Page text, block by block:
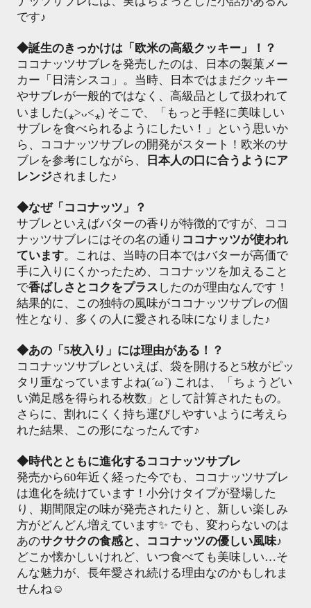
です♪
◆誕生のきっかけは「欧米の高級クッキー」！？
ココナッツサブレを発売したのは、日本の製菓メー
カー「日清シスコ」。当時、日本ではまだクッキー
やサブレが一般的ではなく、高級品として扱われて
いました(⁎˃ᴗ˂⁎) そこで、「もっと手軽に美味しい
サブレを食べられるようにしたい！」という思いか
ら、ココナッツサブレの開発がスタート！欧米のサ
ブレを参考にしながら、
日本人の口に合うようにア
レンジされました♪
◆なぜ「ココナッツ」？
サブレといえばバターの香りが特徴的ですが、ココ
ナッツサブレにはその名の通り ココナッツが使われ
ています。これは、当時の日本ではバターが高価で
手に入りにくかったため、ココナッツを加えること
で香ばしさとコクをプラス したのが理由なんです！
結果的に、この独特の風味がココナッツサブレの個
性となり、多くの人に愛される味になりました♪
◆あの「5枚入り」には理由がある！？
ココナッツサブレといえば、袋を開けると5枚がピッ
タリ重なっていますよね(´ω`) これは、「ちょうどい
い満足感を得られる枚数」として計算されたもの。
さらに、割れにくく持ち運びしやすいように考えら
れた結果、この形になったんです♪
◆時代とともに進化するココナッツサブレ
発売から60年近く経った今でも、ココナッツサブレ
は進化を続けています！小分けタイプが登場した
り、期間限定の味が発売されたりと、新しい楽しみ
方がどんどん増えています✨ でも、変わらないのは
あのサクサクの食感と、ココナッツの優しい風味♪
どこか懐かしいけれど、いつ食べても美味しい…そ
んな魅力が、長年愛され続ける理由なのかもしれま
せんね☺️